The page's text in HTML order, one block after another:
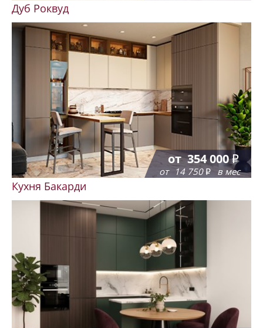
Дуб Роквуд
от 354 000
от 14 750 в мес
Кухня Бакарди